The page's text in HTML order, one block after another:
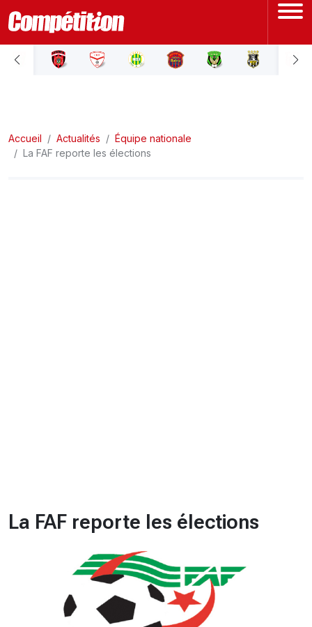
ACCUEIL
LIGUE 2
Accueil Actualités
Équipe nationale
La FAF reporte les élections
La FAF reporte les élections